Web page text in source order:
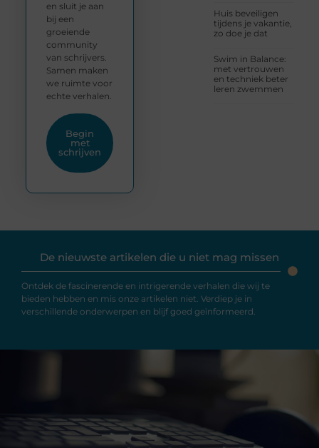
Huis beveiligen
tijdens je vakantie,
zo doe je dat
Swim in Balance:
met vertrouwen
en techniek beter
leren zwemmen
en sluit je aan
bij een
groeiende
community
van schrijvers.
Samen maken
we ruimte voor
echte verhalen.
Begin
met
schrijven
De nieuwste artikelen die u niet mag missen
Ontdek de fascinerende en intrigerende verhalen die wij te
bieden hebben en mis onze artikelen niet. Verdiep je in
verschillende onderwerpen en blijf goed geïnformeerd.